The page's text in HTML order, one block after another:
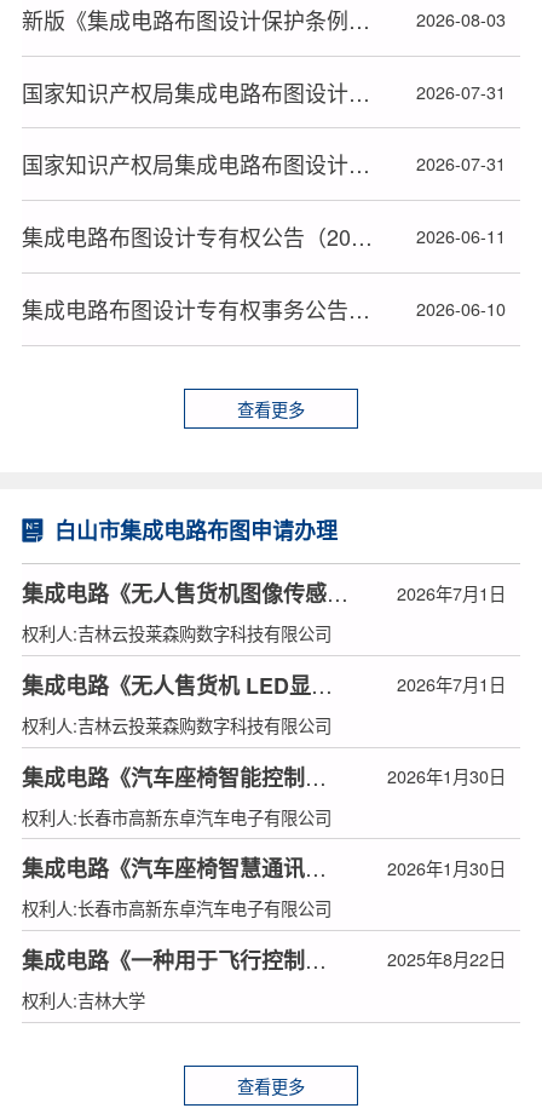
新版《集成电路布图设计保护条例》2026年10月15日起施行 2026-08-03
国家知识产权局集成电路布图设计专有权事务公告（2026年7月29日） 2026-07-31
国家知识产权局集成电路布图设计专有权事务公告（2026年7月31日） 2026-07-31
集成电路布图设计专有权公告（2026年6月10日） 2026-06-11
集成电路布图设计专有权事务公告（2026年6月10日） 2026-06-10
查看更多
白山市集成电路布图申请办理
集成电路《无人售货机图像传感器》
2026年7月1日
权利人:吉林云投莱森购数字科技有限公司
集成电路《无人售货机 LED显示驱动》
2026年7月1日
权利人:吉林云投莱森购数字科技有限公司
集成电路《汽车座椅智能控制系统 SoC》
2026年1月30日
权利人:长春市高新东卓汽车电子有限公司
集成电路《汽车座椅智慧通讯模块 SoC》
2026年1月30日
权利人:长春市高新东卓汽车电子有限公司
集成电路《一种用于飞行控制器的片上CMOS温度传感器》
2025年8月22日
权利人:吉林大学
查看更多